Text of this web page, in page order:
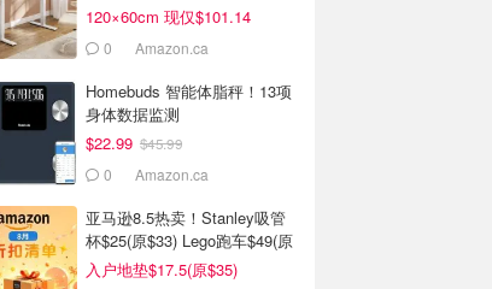
120×60cm 现仅$101.14
0 Amazon.ca
Homebuds 智能体脂秤！13项
身体数据监测
$22.99 $45.99
0 Amazon.ca
亚马逊8.5热卖！Stanley吸管
杯$25(原$33) Lego跑车$49(原
$80)
入户地垫$17.5(原$35)